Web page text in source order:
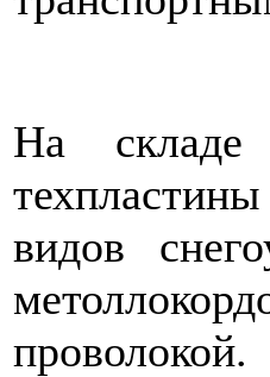
На складе
видов
проволокой.